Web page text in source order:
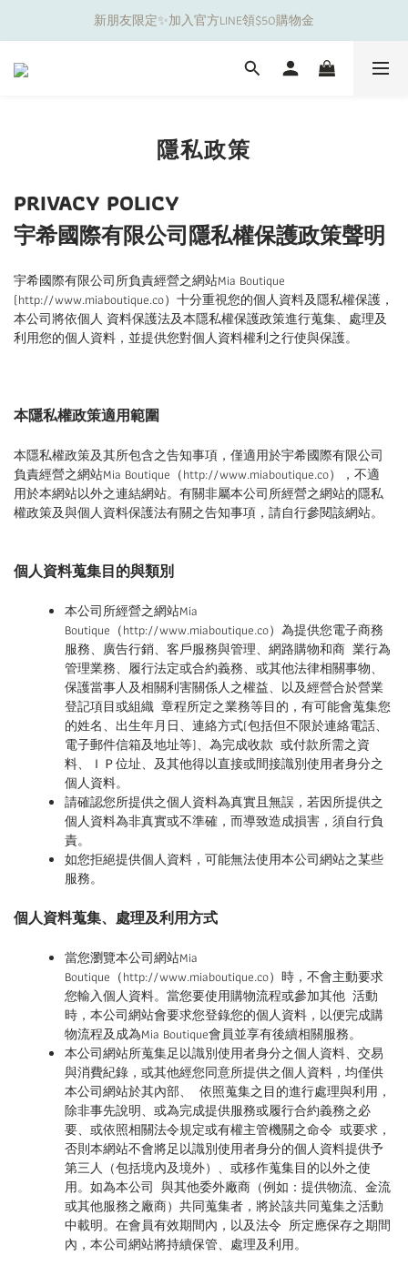
夏日舒適無痕｜3件$1199自由配專區
新朋友限定✨加入官方LINE領$50購物金
夏日舒適無痕｜3件$1199自由配專區
隱私政策
PRIVACY POLICY
宇希國際有限公司隱私權保護政策聲明
宇希國際有限公司所負責經營之網站Mia Boutique
(http://www.miaboutique.co）十分重視您的個人資料及隱私權保護，
本公司將依個人 資料保護法及本隱私權保護政策進行蒐集、處理及
利用您的個人資料，並提供您對個人資料權利之行使與保護。
本隱私權政策適用範圍
本隱私權政策及其所包含之告知事項，僅適用於宇希國際有限公司
負責經營之網站Mia Boutique（http://www.miaboutique.co），不適
用於本網站以外之連結網站。有關非屬本公司所經營之網站的隱私
權政策及與個人資料保護法有關之告知事項，請自行參閱該網站。
個人資料蒐集目的與類別
本公司所經營之網站Mia
Boutique（http://www.miaboutique.co）為提供您電子商務
服務、廣告行銷、客戶服務與管理、網路購物和商 業行為
管理業務、履行法定或合約義務、或其他法律相關事物、
保護當事人及相關利害關係人之權益、以及經營合於營業
登記項目或組織 章程所定之業務等目的，有可能會蒐集您
的姓名、出生年月日、連絡方式(包括但不限於連絡電話、
電子郵件信箱及地址等)、為完成收款 或付款所需之資
料、ＩＰ位址、及其他得以直接或間接識別使用者身分之
個人資料。
請確認您所提供之個人資料為真實且無誤，若因所提供之
個人資料為非真實或不準確，而導致造成損害，須自行負
責。
如您拒絕提供個人資料，可能無法使用本公司網站之某些
服務。
個人資料蒐集、處理及利用方式
當您瀏覽本公司網站Mia
Boutique（http://www.miaboutique.co）時，不會主動要求
您輸入個人資料。當您要使用購物流程或參加其他 活動
時，本公司網站會要求您登錄您的個人資料，以便完成購
物流程及成為Mia Boutique會員並享有後續相關服務。
本公司網站所蒐集足以識別使用者身分之個人資料、交易
與消費紀錄，或其他經您同意所提供之個人資料，均僅供
本公司網站於其內部、 依照蒐集之目的進行處理與利用，
除非事先說明、或為完成提供服務或履行合約義務之必
要、或依照相關法令規定或有權主管機關之命令 或要求，
否則本網站不會將足以識別使用者身分的個人資料提供予
第三人（包括境內及境外）、或移作蒐集目的以外之使
用。如為本公司 與其他委外廠商（例如：提供物流、金流
或其他服務之廠商）共同蒐集者，將於該共同蒐集之活動
中載明。在會員有效期間內，以及法令 所定應保存之期間
內，本公司網站將持續保管、處理及利用。